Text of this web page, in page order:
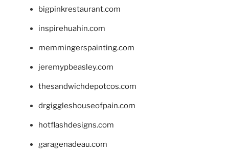
bigpinkrestaurant.com
inspirehuahin.com
memmingerspainting.com
jeremypbeasley.com
thesandwichdepotcos.com
drgiggleshouseofpain.com
hotflashdesigns.com
garagenadeau.com